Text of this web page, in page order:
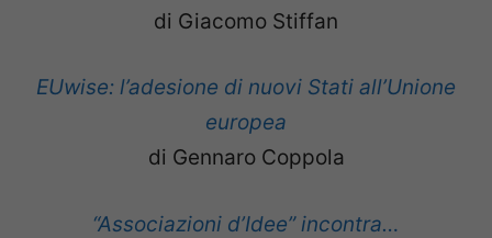
di Giacomo Stiffan
EUwise: l’adesione di nuovi Stati all’Unione
europea
di Gennaro Coppola
“Associazioni d’Idee” incontra…